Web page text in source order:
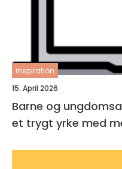
inspiration
15. April 2026
Barne og
et trygt yrke med